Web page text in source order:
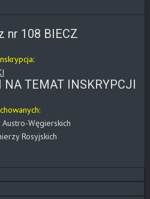
nr 108 BIECZ
TEMAT INSKRYPCJI
Węgierskich
Rosyjskich